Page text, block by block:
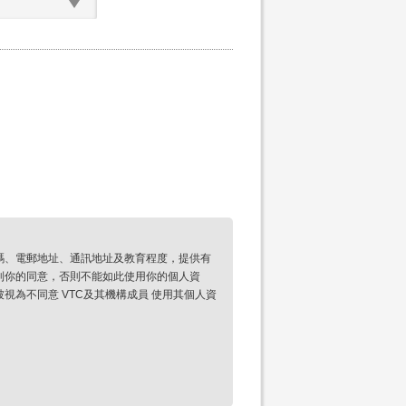
電郵地址、通訊地址及教育程度，提供有
的同意，否則不能如此使用你的個人資
為不同意 VTC及其機構成員 使用其個人資